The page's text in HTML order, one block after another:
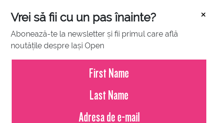
×
Vrei să fii cu un pas înainte?
Abonează-te la newsletter și fii primul care află
noutățile despre Iași Open
JULY 12, 2022
Favoritul principal merge mai